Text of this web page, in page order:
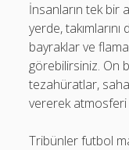
İnsanların tek bir
yerde,
bayraklar ve
görebilirsiniz. On
tezahüratlar,
vererek atmosferi
Tribünler futbol